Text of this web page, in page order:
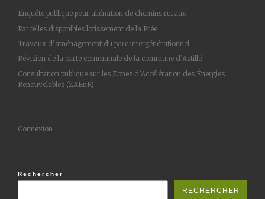
Enquête publique pour aliénation de chemins ruraux
Parcelles disponibles lotissement de la Prée
Travaux d’aménagement du parc intergénérationnel
Révision de la carte communale de la commune d’Astillé
Consultation publique sur les Zones d’Accélération des Énergies
Renouvelables (ZAEnR)
Connexion
Rechercher
RECHERCHER